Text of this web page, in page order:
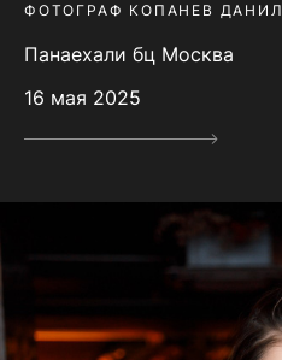
ФОТОГРАФ КОПАНЕВ ДАНИЛ
Панаехали бц Москва
16 мая 2025